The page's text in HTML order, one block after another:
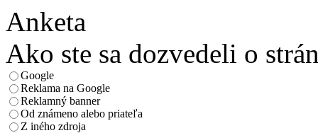
Anketa
Ako ste sa dozvedeli o
Google
Reklama na Google
Reklamný banner
Od známeno alebo priateľa
Z iného zdroja